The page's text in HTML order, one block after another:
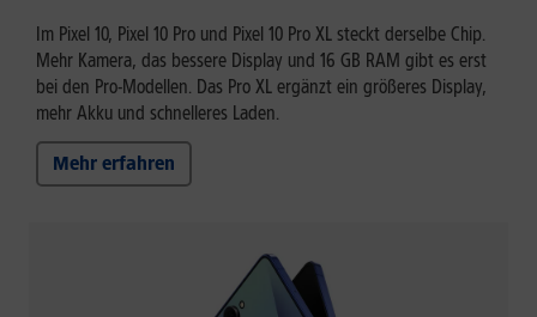
Im Pixel 10, Pixel 10 Pro und Pixel 10 Pro XL steckt derselbe Chip.
Mehr Kamera, das bessere Display und 16 GB RAM gibt es erst
bei den Pro-Modellen. Das Pro XL ergänzt ein größeres Display,
mehr Akku und schnelleres Laden.
Mehr erfahren